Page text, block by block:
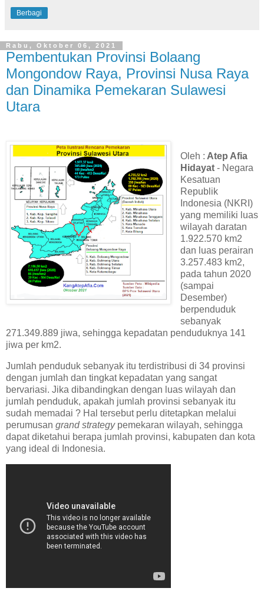
Berbagi
Rabu, Oktober 06, 2021
Pembentukan Provinsi Bolaang
Mongondow Raya, Provinsi Nusa Raya
dan Dinamika Pemekaran Sulawesi
Utara
Oleh : Atep Afia
Hidayat- Negara
Kesatuan
Republik
Indonesia (NKRI)
yang memiliki luas
wilayah daratan
1.922.570 km2
dan luas perairan
3.257.483 km2,
pada tahun 2020
(sampai
Desember)
berpenduduk
sebanyak
271.349.889 jiwa, sehingga kepadatan penduduknya 141
jiwa per km2.
Jumlah penduduk sebanyak itu terdistribusi di 34 provinsi
dengan jumlah dan tingkat kepadatan yang sangat
bervariasi. Jika dibandingkan dengan luas wilayah dan
jumlah penduduk, apakah jumlah provinsi sebanyak itu
sudah memadai ? Hal tersebut perlu ditetapkan melalui
perumusan grand strategypemekaran wilayah, sehingga
dapat diketahui berapa jumlah provinsi, kabupaten dan kota
yang ideal di Indonesia.